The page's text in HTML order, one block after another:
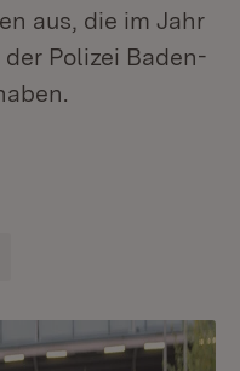
aus, die im Jahr
Polizei Baden-